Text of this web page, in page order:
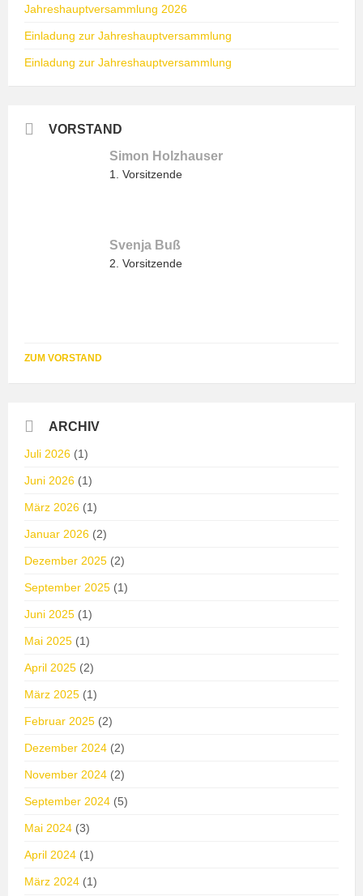
Jahreshauptversammlung 2026
Einladung zur Jahreshauptversammlung
Einladung zur Jahreshauptversammlung
VORSTAND
Simon Holzhauser
1. Vorsitzende
Svenja Buß
2. Vorsitzende
ZUM VORSTAND
ARCHIV
Juli 2026 (1)
Juni 2026 (1)
März 2026 (1)
Januar 2026 (2)
Dezember 2025 (2)
September 2025 (1)
Juni 2025 (1)
Mai 2025 (1)
April 2025 (2)
März 2025 (1)
Februar 2025 (2)
Dezember 2024 (2)
November 2024 (2)
September 2024 (5)
Mai 2024 (3)
April 2024 (1)
März 2024 (1)